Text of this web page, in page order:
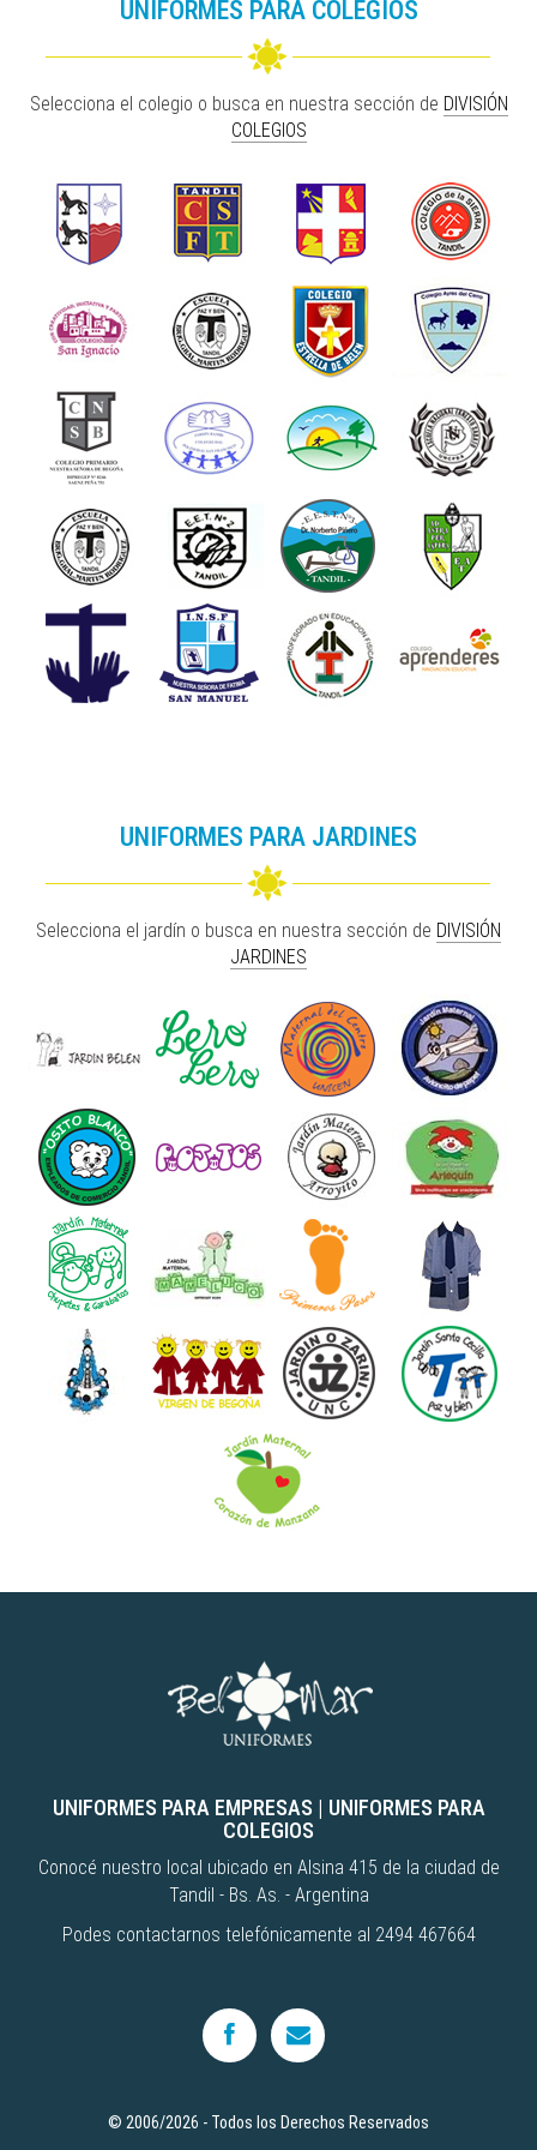
UNIFORMES PARA COLEGIOS
Selecciona el colegio o busca en nuestra sección de DIVISIÓN
COLEGIOS
UNIFORMES PARA JARDINES
Selecciona el jardín o busca en nuestra sección de DIVISIÓN
JARDINES
UNIFORMES PARA EMPRESAS | UNIFORMES PARA
COLEGIOS
Conocé nuestro local ubicado en Alsina 415 de la ciudad de
Tandil - Bs. As. - Argentina
Podes contactarnos telefónicamente al 2494 467664
© 2006/2026 - Todos los Derechos Reservados